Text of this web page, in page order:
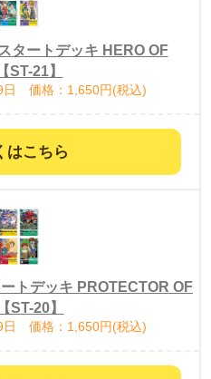
タートデッキ HERO OF
ST-21】
日 価格：1,650円(税込)
はこちら
トデッキ PROTECTOR OF
ST-20】
日 価格：1,650円(税込)